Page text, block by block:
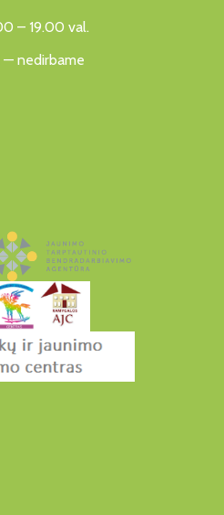
– 19.00 val.
— nedirbame